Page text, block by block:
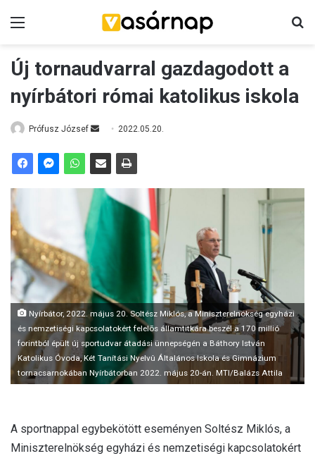
Új tornaudvarral gazdagodott a
nyírbátori római katolikus iskola
Prófusz József
n
a
n
i
l
2022.05.20.
Nyírbátor, 2022. május 20. Soltész Miklós, a Miniszterelnökség egyházi
és nemzetiségi kapcsolatokért felelõs államtitkára beszél a 170 millió
forintból épült új sportudvar átadási ünnepségén a Báthory István
Katolikus Óvoda, Két Tanítási Nyelvû Általános Iskola és Gimnázium
tornacsarnokában Nyírbátorban 2022. május 20-án. MTI/Balázs Attila
A sportnappal egybekötött eseményen Soltész Miklós, a
Miniszterelnökség egyházi és nemzetiségi kapcsolatokért